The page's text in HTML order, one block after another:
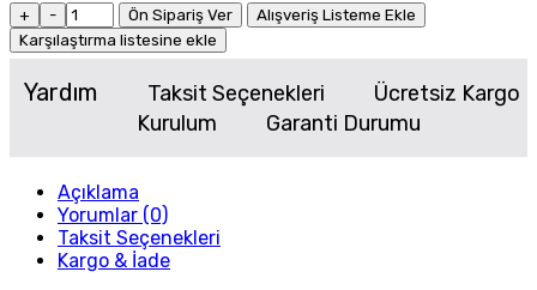
+ - Ön Sipariş Ver
Alışveriş Listeme Ekle
Karşılaştırma listesine ekle
Yardım Taksit Seçenekleri
Ücretsiz Kargo
Kurulum
Garanti Durumu
Açıklama
Yorumlar (0)
Taksit Seçenekleri
Kargo & İade